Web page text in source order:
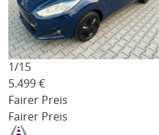
1/15
5.499 €
Fairer Preis
Fairer Preis